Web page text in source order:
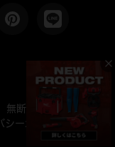
断複製禁止。
シーポリシー